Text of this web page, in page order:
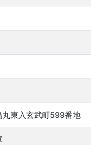
丸東入玄武町599番地